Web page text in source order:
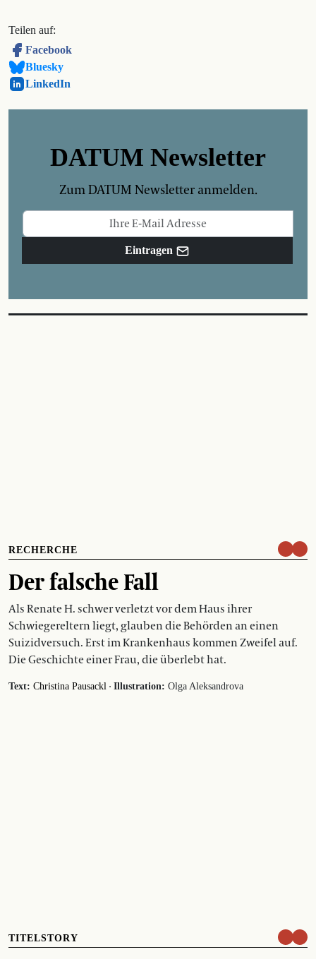
Teilen auf:
Facebook
Bluesky
LinkedIn
DATUM Newsletter
Zum DATUM Newsletter anmelden.
Eintragen
RECHERCHE
Der falsche Fall
Als Renate H. schwer verletzt vor dem Haus ihrer
Schwiegereltern liegt, glauben die Behörden an einen
Suizidversuch. Erst im Krankenhaus kommen Zweifel auf.
Die Geschichte einer Frau, die überlebt hat.
Text: Christina Pausackl · Illustration: Olga Aleksandrova
TITELSTORY